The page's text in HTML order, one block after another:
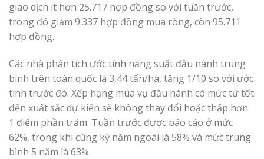
giao dịch ít hơn 25.717 hợp đồng so với tuần trước,
trong đó giảm 9.337 hợp đồng mua ròng, còn 95.711
hợp đồng.
Các nhà phân tích ước tính năng suất đậu nành trung
bình trên toàn quốc là 3,44 tấn/ha, tăng 1/10 so với ước
tính trước đó. Xếp hạng mùa vụ đậu nành có mức từ tốt
đến xuất sắc dự kiến ​​sẽ không thay đổi hoặc thấp hơn
1 điểm phần trăm. Tuần trước được báo cáo ở mức
62%, trong khi cùng kỳ năm ngoái là 58% và mức trung
bình 5 năm là 63%.